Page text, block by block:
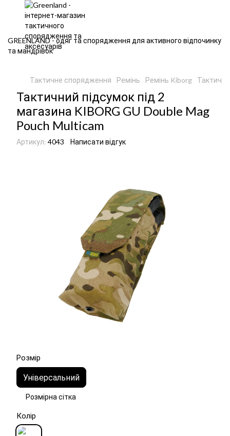
GREENLAND - одяг та спорядження для активного відпочинку
та мандрівок
Тактичне спорядження Ремінь Ремінь Kiborg
Тактичний підсумок під 2
магазина KIBORG GU Double Mag
Pouch Multicam
Артикул: 4043 Написати відгук
Розмір
Універсальний
Розмірна сітка
Колір